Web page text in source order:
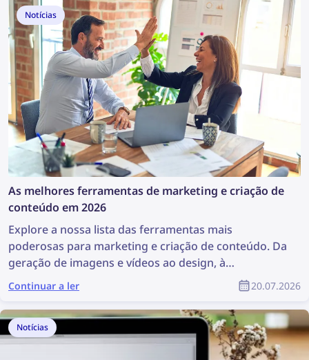
Notícias
As melhores ferramentas de marketing e criação de
conteúdo em 2026
Explore a nossa lista das ferramentas mais
poderosas para marketing e criação de conteúdo. Da
geração de imagens e vídeos ao design, à
descoberta de conteúdo e à gestão de direitos
autorais, estas ferramentas são muito úteis para
qualquer equipa de marketing. Este artigo apresenta
uma lista completa das melhores ferramentas de
marketing e criação de conteúdo para profissionais
Continuar a ler 20.07.2026
Notícias